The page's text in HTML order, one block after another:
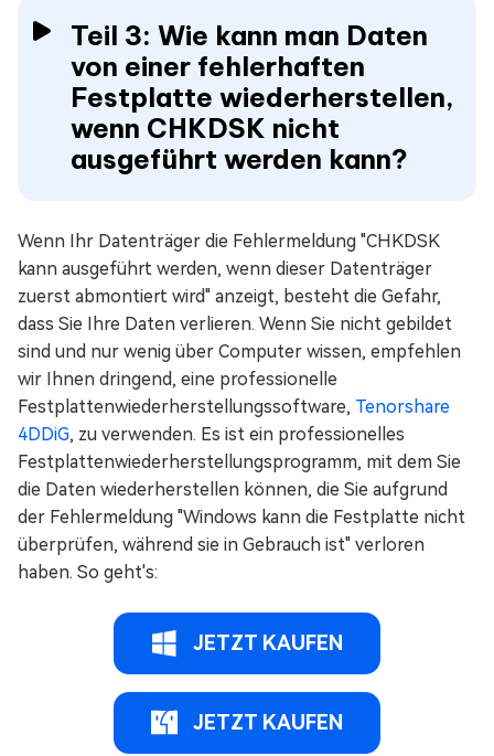
Teil 3: Wie kann man Daten
von einer fehlerhaften
Festplatte wiederherstellen,
wenn CHKDSK nicht
ausgeführt werden kann?
Wenn Ihr Datenträger die Fehlermeldung "CHKDSK
kann ausgeführt werden, wenn dieser Datenträger
zuerst abmontiert wird" anzeigt, besteht die Gefahr,
dass Sie Ihre Daten verlieren. Wenn Sie nicht gebildet
sind und nur wenig über Computer wissen, empfehlen
wir Ihnen dringend, eine professionelle
Festplattenwiederherstellungssoftware, Tenorshare
4DDiG, zu verwenden. Es ist ein professionelles
Festplattenwiederherstellungsprogramm, mit dem Sie
die Daten wiederherstellen können, die Sie aufgrund
der Fehlermeldung "Windows kann die Festplatte nicht
überprüfen, während sie in Gebrauch ist" verloren
haben. So geht's:
JETZT KAUFEN
JETZT KAUFEN